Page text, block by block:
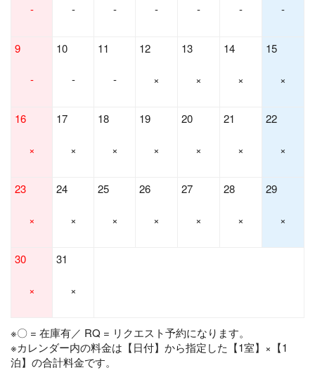
- - - - - - -
9
-
10
-
11
-
12
×
13
×
14
×
15
×
16
×
17
×
18
×
19
×
20
×
21
×
22
×
23
×
24
×
25
×
26
×
27
×
28
×
29
×
30
×
31
×
※〇 = 在庫有／ RQ = リクエスト予約になります。
※カレンダー内の料金は【日付】から指定した【1室】×【1
泊】の合計料金です。